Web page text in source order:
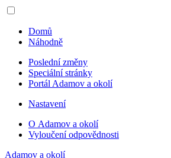
Domů
Náhodně
Poslední změny
Speciální stránky
Portál Adamov a okolí
Nastavení
O Adamov a okolí
Vyloučení odpovědnosti
Adamov a okolí